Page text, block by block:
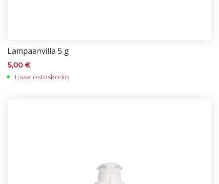
Lam­paan­vil­la 5 g
5,00 €
Lisää ostoskoriin